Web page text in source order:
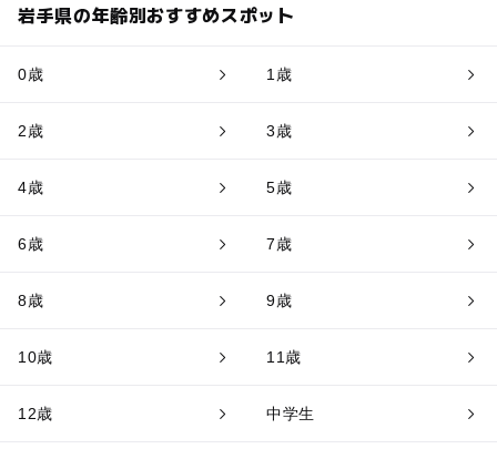
岩手県の年齢別おすすめスポット
0歳 1歳
2歳 3歳
4歳 5歳
6歳 7歳
8歳 9歳
10歳 11歳
12歳 中学生